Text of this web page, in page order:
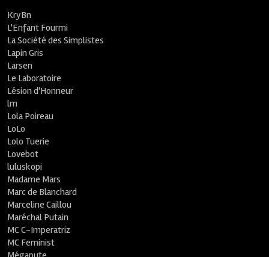
KryBn
L'Enfant Fourmi
La Société des Simplistes
Lapin Gris
Larsen
Le Laboratoire
Lésion d'Honneur
lm
Lola Poireau
LoLo
Lolo Tuerie
Lovebot
luluskopi
Madame Mars
Marc de Blanchard
Marceline Caillou
Maréchal Putain
MC C-Imperatriz
MC Feminist